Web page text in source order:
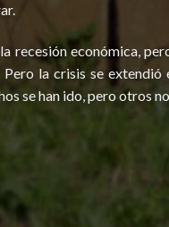
recesión económica,
la crisis se
se han ido, pero otros